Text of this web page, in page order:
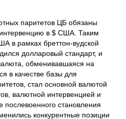
паритетов ЦБ обязаны
в $ США. Таким
в рамках бреттон-вудской
долларовый стандарт, и
обменивавшаяся на
в качестве базы для
стал основной валютой
валютной интервенцией и
послевоенного становления
конкурентные позиции